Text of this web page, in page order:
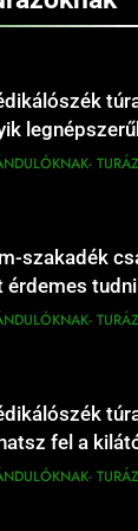
szakadék
érdemes
fel a